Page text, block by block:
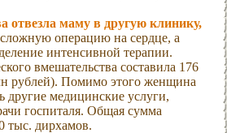
отвезла маму в другую клинику,
операцию на сердце, а
интенсивной терапии.
вмешательства составила 176
рублей). Помимо этого женщина
другие медицинские услуги,
госпиталя. Общая сумма
тыс. дирхамов.